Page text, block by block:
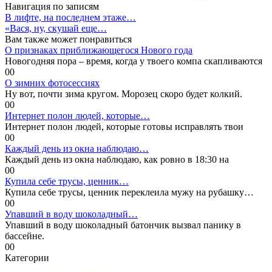
Навигация по записям
В лифте, на последнем этаже…
«Вася, ну, скушай еще…
Вам также может понравиться
О признаках приближающегося Нового года
Новогодняя пора – время, когда у твоего компа скапливаются
00
О зимних фотосессиях
Ну вот, почти зима кругом. Морозец скоро будет колкий.
00
Интернет полон людей, которые…
Интернет полон людей, которые готовы исправлять твои
00
Каждый день из окна наблюдаю…
Каждый день из окна наблюдаю, как ровно в 18:30 на
00
Купила себе трусы, ценник…
Купила себе трусы, ценник переклеила мужу на рубашку…
00
Упавший в воду шоколадный…
Упавший в воду шоколадный батончик вызвал панику в
бассейне.
00
Категории